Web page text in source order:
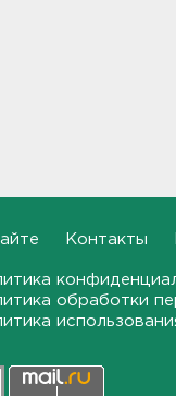
у Низино
Контакты
обработки